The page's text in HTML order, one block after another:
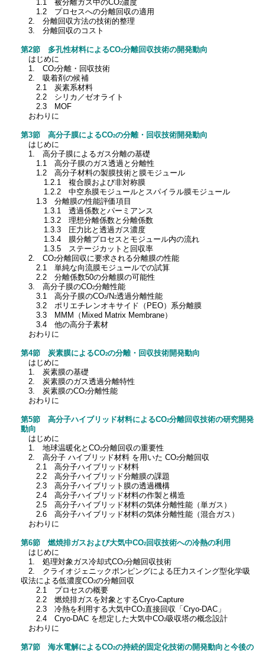
1.1 被分離ガス中のCO2濃度
1.2 プロセスへの分離回収の適用
2. 分離回収方法の技術的整理
3. 分離回収のコスト
第2節 多孔性材料によるCO2分離回収技術の開発動向
はじめに
1. CO2分離・回収技術
2. 吸着剤の候補
2.1 炭素系材料
2.2 シリカ／ゼオライト
2.3 MOF
おわりに
第3節 高分子膜によるCO2の分離・回収技術開発動向
はじめに
1. 高分子膜によるガス分離の基礎
1.1 高分子膜のガス透過と分離性
1.2 高分子材料の製膜技術と膜モジュール
1.2.1 複合膜および非対称膜
1.2.2 中空糸膜モジュールとスパイラル膜モジュール
1.3 分離膜の性能評価項目
1.3.1 透過係数とパーミアンス
1.3.2 理想分離係数と分離係数
1.3.3 圧力比と透過ガス濃度
1.3.4 膜分離プロセスとモジュール内の流れ
1.3.5 ステージカットと回収率
2. CO2分離回収に要求される分離膜の性能
2.1 単純な向流膜モジュールでの試算
2.2 分離係数50の分離膜の可能性
3. 高分子膜のCO2分離性能
3.1 高分子膜のCO2/N2透過分離性能
3.2 ポリエチレンオキサイド（PEO）系分離膜
3.3 MMM（Mixed Matrix Membrane）
3.4 他の高分子素材
おわりに
第4節 炭素膜によるCO2の分離・回収技術開発動向
はじめに
1. 炭素膜の基礎
2. 炭素膜のガス透過分離特性
3. 炭素膜のCO2分離性能
おわりに
第5節 高分子ハイブリッド材料によるCO2分離回収技術の研究開発
動向
はじめに
1. 地球温暖化とCO2分離回収の重要性
2. 高分子 ハイブリッド材料 を用いた CO2分離回収
2.1 高分子ハイブリッド材料
2.2 高分子ハイブリッド分離膜の課題
2.3 高分子ハイブリット膜の透過機構
2.4 高分子ハイブリッド材料の作製と構造
2.5 高分子ハイブリッド材料の気体分離性能（単ガス）
2.6 高分子ハイブリッド材料の気体分離性能（混合ガス）
おわりに
第6節 燃焼排ガスおよび大気中CO2回収技術への冷熱の利用
はじめに
1. 処理対象ガス冷却式CO2分離回収技術
2. クライオジェニックポンピングによる圧力スイング型化学吸
収法による低濃度CO2の分離回収
2.1 プロセスの概要
2.2 燃焼排ガスを対象とするCryo-Capture
2.3 冷熱を利用する大気中CO2直接回収「Cryo-DAC」
2.4 Cryo-DAC を想定した大気中CO2吸収塔の概念設計
おわりに
第7節 海水電解によるCO2の持続的固定化技術の開発動向と今後の